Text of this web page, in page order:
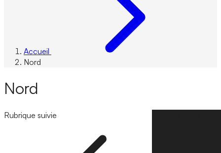
Accueil
Nord
Nord
Rubrique suivie